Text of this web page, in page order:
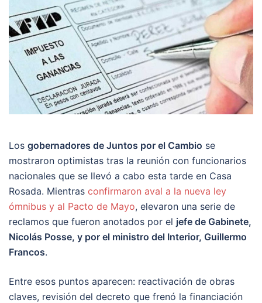
Los gobernadores de Juntos por el Cambio se
mostraron optimistas tras la reunión con funcionarios
nacionales que se llevó a cabo esta tarde en Casa
Rosada. Mientras confirmaron aval a la nueva ley
ómnibus y al Pacto de Mayo, elevaron una serie de
reclamos que fueron anotados por el jefe de Gabinete,
Nicolás Posse, y por el ministro del Interior, Guillermo
Francos.
Entre esos puntos aparecen: reactivación de obras
claves, revisión del decreto que frenó la financiación